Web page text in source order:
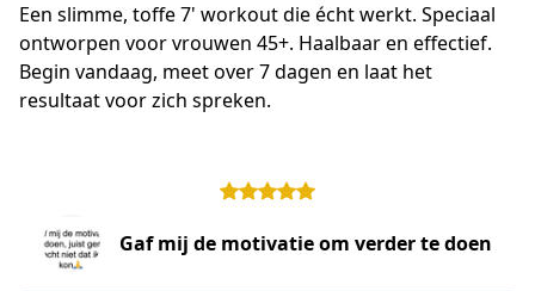
Een slimme, toffe 7' workout die écht werkt. Speciaal
ontworpen voor vrouwen 45+. Haalbaar en effectief.
Begin vandaag, meet over 7 dagen en laat het
resultaat voor zich spreken.
Gaf mij de motivatie om verder te doen